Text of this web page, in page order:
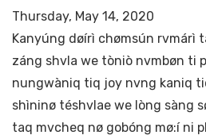
Thursday, May 14, 2020
Kanyúng døírì chømsún rvmárì
záng shvla we tòniò nvmbøn ti
nungwàniq tiq joy nvng kaniq
shìninø téshvlae we lòng sàng
taq mvcheq nø gobóng mø:í ni